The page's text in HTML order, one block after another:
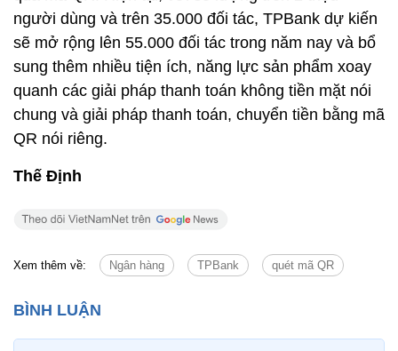
người dùng và trên 35.000 đối tác, TPBank dự kiến
sẽ mở rộng lên 55.000 đối tác trong năm nay và bổ
sung thêm nhiều tiện ích, năng lực sản phẩm xoay
quanh các giải pháp thanh toán không tiền mặt nói
chung và giải pháp thanh toán, chuyển tiền bằng mã
QR nói riêng.
Thế Định
Xem thêm về: Ngân hàng TPBank quét mã QR